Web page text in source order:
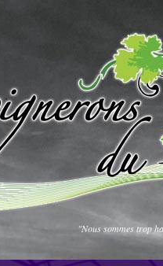
"Nous sommes trop